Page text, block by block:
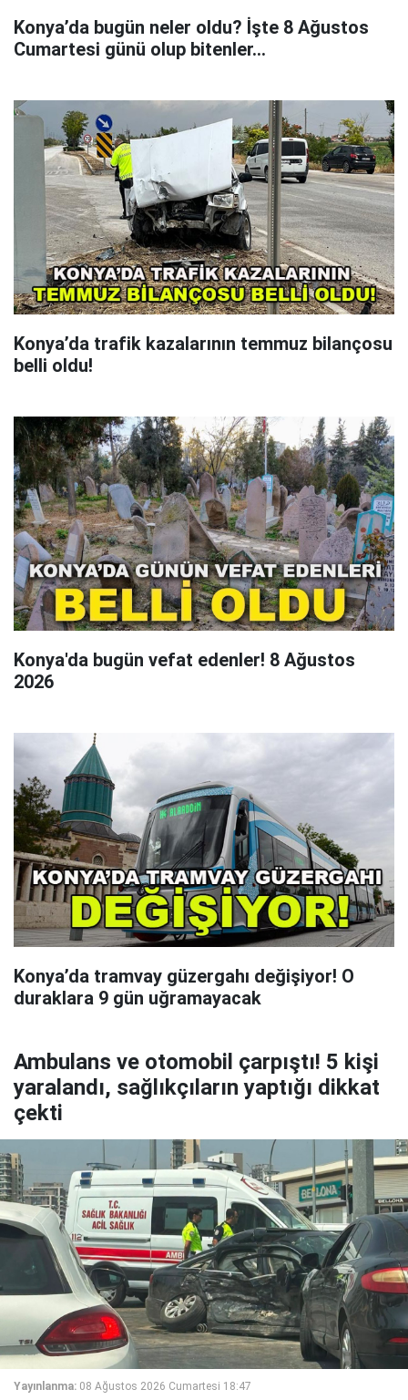
Konya’da bugün neler oldu? İşte 8 Ağustos
Cumartesi günü olup bitenler…
Konya’da trafik kazalarının temmuz bilançosu
belli oldu!
Konya'da bugün vefat edenler! 8 Ağustos
2026
Konya’da tramvay güzergahı değişiyor! O
duraklara 9 gün uğramayacak
Ambulans ve otomobil çarpıştı! 5 kişi
yaralandı, sağlıkçıların yaptığı dikkat
çekti
Yayınlanma: 08 Ağustos 2026 Cumartesi 18:47